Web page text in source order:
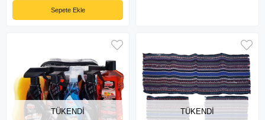
Sepete Ekle
TÜKENDI TÜKENDI